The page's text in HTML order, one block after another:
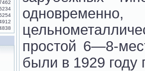
простой 6—8-
были в 1929 году